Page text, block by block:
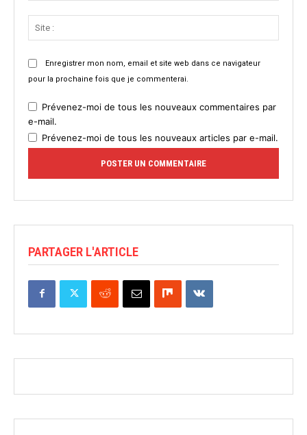
Enregistrer mon nom, email et site web dans ce navigateur
pour la prochaine fois que je commenterai.
Prévenez-moi de tous les nouveaux commentaires par
e-mail.
Prévenez-moi de tous les nouveaux articles par e-mail.
PARTAGER L'ARTICLE